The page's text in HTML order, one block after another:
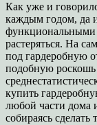
Как уже и
каждым годом, да
растеряться. На
под гардеробную
подобную роскошь
купить
любой части дома
собираясь